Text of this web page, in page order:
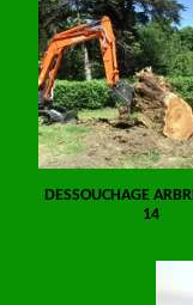
DESSOUCHAGE
14